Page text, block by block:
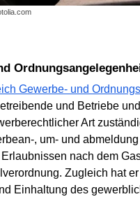
Gewerbe- und
und Betriebe
Art
, um- und
nach dem
Zugleich hat
Einhaltung des